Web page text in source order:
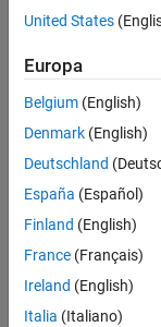
United States
Europa
Belgium (English)
Denmark (English)
Deutschland
España (Español)
Finland (English)
France (Français)
Ireland (English)
Italia (Italiano)
Trust Center
Datendiebstahl
© 1994-2026